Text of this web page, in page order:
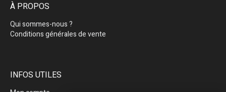
À PROPOS
Qui sommes-nous ?
Conditions générales de vente
INFOS UTILES